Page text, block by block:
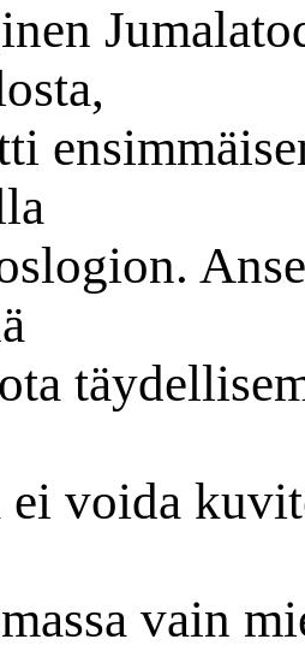
ei voida
vain